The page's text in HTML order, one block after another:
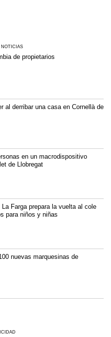
NOTICIAS
de propietarios
al derribar una casa en Cornellà de
en un macrodispositivo
de Llobregat
Farga prepara la vuelta al cole
para niños y niñas
nuevas marquesinas de